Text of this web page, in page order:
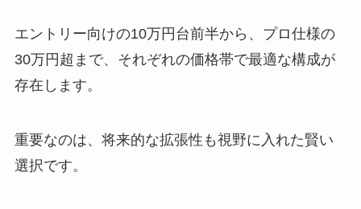
エントリー向けの10万円台前半から、プロ仕様の
30万円超まで、それぞれの価格帯で最適な構成が
存在します。
重要なのは、将来的な拡張性も視野に入れた賢い
選択です。